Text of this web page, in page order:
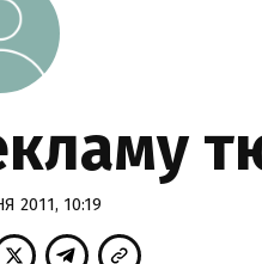
2011, 10:19